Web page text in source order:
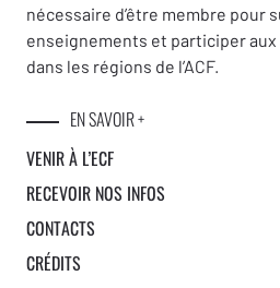
nécessaire d’être membre pour
enseignements et participer aux
dans les régions de l’ACF.
EN SAVOIR +
VENIR À L’ECF
RECEVOIR NOS INFOS
CONTACTS
CRÉDITS